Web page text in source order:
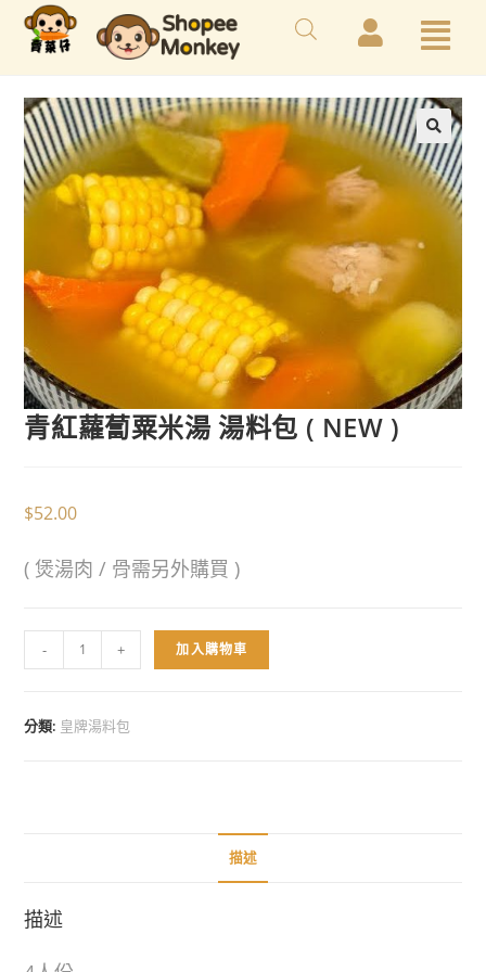
青紅蘿蔔粟米湯 湯料包 ( NEW )
$52.00
( 煲湯肉 / 骨需另外購買 )
- + 加入購物車
分類: 皇牌湯料包
描述
描述